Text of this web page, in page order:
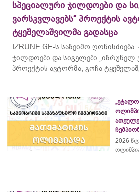
სპეციალური ჯილდოები და
ვარსკვლავებს“ პროექტის
ტყეშელაშვილმა გადასცა
IZRUNE.GE-ს საზეიმო
ჯილდოები და სიგელები „იზრუნელ
პროექტის ავტორმა, გოჩა
2026